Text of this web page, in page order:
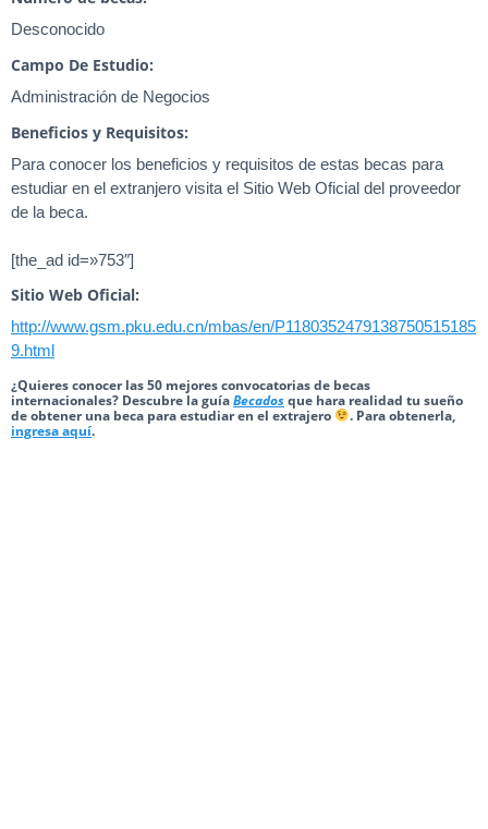
Desconocido
Campo De Estudio:
Administración de Negocios
Beneficios y Requisitos:
Para conocer los beneficios y requisitos de estas becas para
estudiar en el extranjero visita el Sitio Web Oficial del proveedor
de la beca.
[the_ad id=»753″]
Sitio Web Oficial:
http://www.gsm.pku.edu.cn/mbas/en/P1180352479138750515185
9.html
¿Quieres conocer las 50 mejores convocatorias de becas
internacionales? Descubre la guíaBecadosque hara realidad tu sueño
de obtener una beca para estudiar en el extrajero
. Para obtenerla,
ingresa aquí.